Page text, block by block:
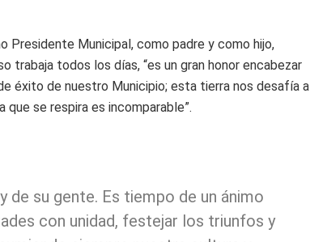
Presidente Municipal, como padre y como hijo,
trabaja todos los días, “es un gran honor encabezar
éxito de nuestro Municipio; esta tierra nos desafía a
que se respira es incomparable”.
de su gente. Es tiempo de un ánimo
con unidad, festejar los triunfos y